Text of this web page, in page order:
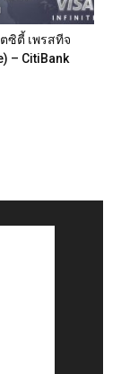
ซิตี้ เพรสทีจ
– CitiBank